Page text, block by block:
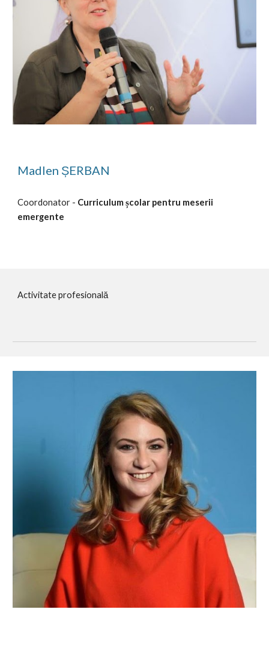
Madlen ȘERBAN
Coordonator - Curriculum școlar pentru meserii
emergente
Activitate profesională